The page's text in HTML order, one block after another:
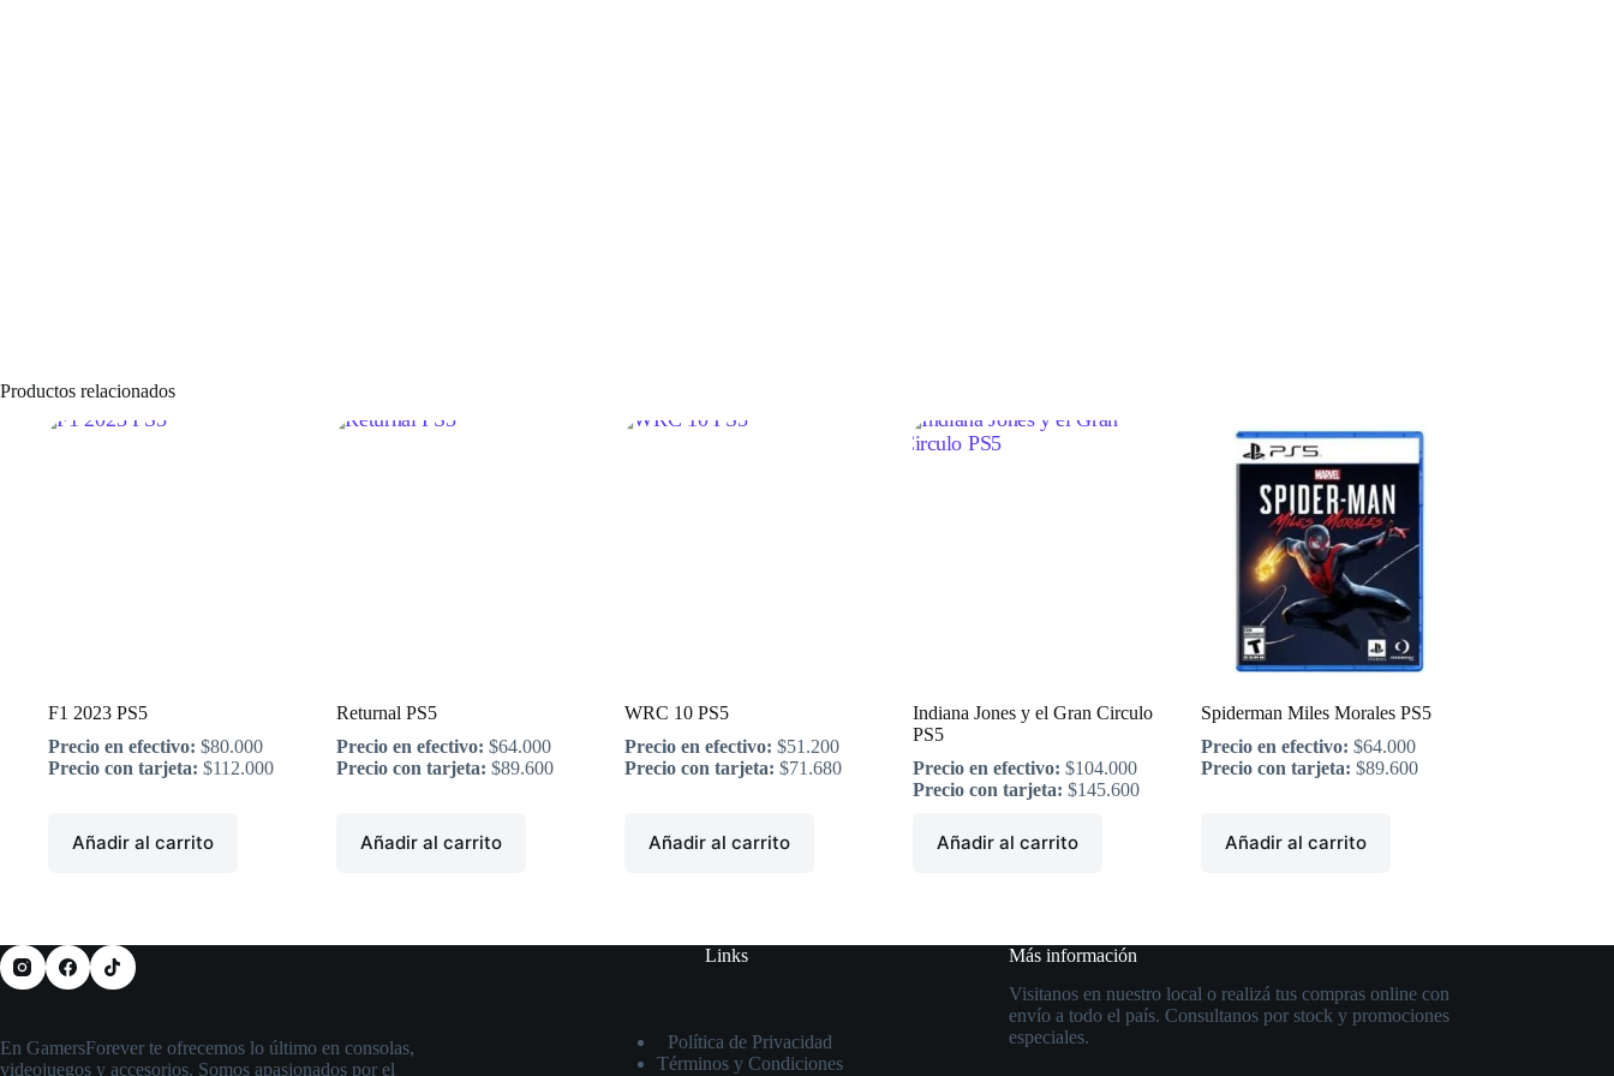
Productos relacionados
F1 2023 PS5
Precio en efectivo: $80.000
Precio con tarjeta: $112.000
Añadir al carrito
Returnal PS5
Precio en efectivo: $64.000
Precio con tarjeta: $89.600
Añadir al carrito
WRC 10 PS5
Precio en efectivo: $51.200
Precio con tarjeta: $71.680
Añadir al carrito
Indiana Jones y el Gran Circulo
PS5
Precio en efectivo: $104.000
Precio con tarjeta: $145.600
Añadir al carrito
Spiderman Miles Morales PS5
Precio en efectivo: $64.000
Precio con tarjeta: $89.600
Añadir al carrito
En GamersForever te ofrecemos lo último en consolas,
videojuegos y accesorios. Somos apasionados por el
Links
Política de Privacidad
Términos y Condiciones
Más información
Visitanos en nuestro local o realizá tus compras online con
envío a todo el país. Consultanos por stock y promociones
especiales.